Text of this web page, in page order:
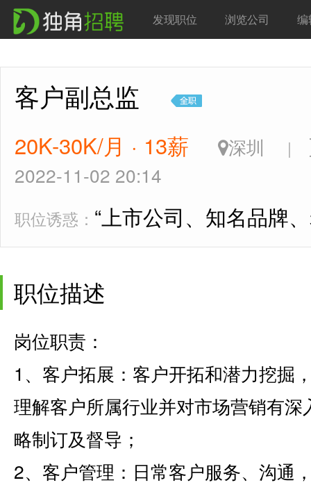
发现职位 浏览公司 编
客户副总监
20K-30K/月 · 13薪 深圳 |
2022-11-02 20:14
职位诱惑： “上市公司、知名品牌
职位描述
岗位职责：
1、客户拓展：客户开拓和潜力挖掘
理解客户所属行业并对市场营销有
略制订及督导；
2、客户管理：日常客户服务、沟通